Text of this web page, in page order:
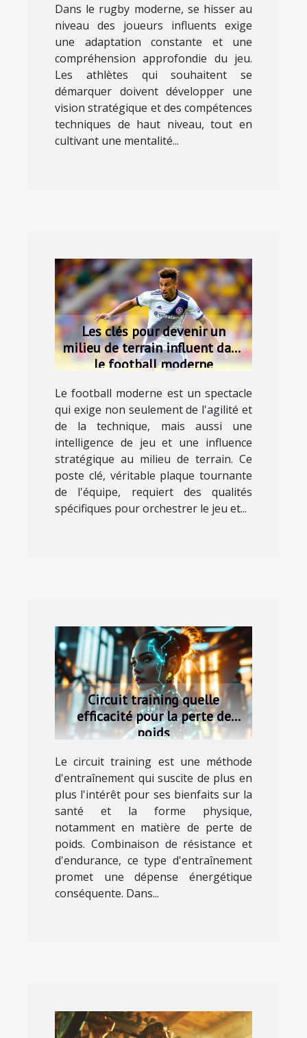
Dans le rugby moderne, se hisser au
niveau des joueurs influents exige
une adaptation constante et une
compréhension approfondie du jeu.
Les athlètes qui souhaitent se
démarquer doivent développer une
vision stratégique et des compétences
techniques de haut niveau, tout en
cultivant une mentalité...
Les clés pour devenir un
milieu de terrain influent dans
le football moderne
Le football moderne est un spectacle
qui exige non seulement de l'agilité et
de la technique, mais aussi une
intelligence de jeu et une influence
stratégique au milieu de terrain. Ce
poste clé, véritable plaque tournante
de l'équipe, requiert des qualités
spécifiques pour orchestrer le jeu et...
Circuit training quelle
efficacité pour la perte de
poids
Le circuit training est une méthode
d'entraînement qui suscite de plus en
plus l'intérêt pour ses bienfaits sur la
santé et la forme physique,
notamment en matière de perte de
poids. Combinaison de résistance et
d'endurance, ce type d'entraînement
promet une dépense énergétique
conséquente. Dans...